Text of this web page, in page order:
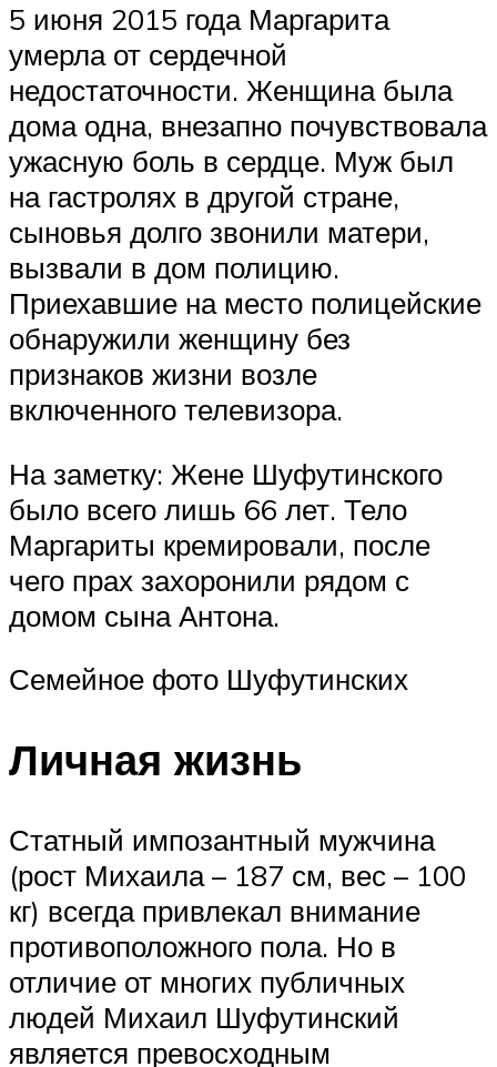
5 июня 2015 года Маргарита
умерла от сердечной
недостаточности. Женщина была
дома одна, внезапно почувствовала
ужасную боль в сердце. Муж был
на гастролях в другой стране,
сыновья долго звонили матери,
вызвали в дом полицию.
Приехавшие на место полицейские
обнаружили женщину без
признаков жизни возле
включенного телевизора.
На заметку: Жене Шуфутинского
было всего лишь 66 лет. Тело
Маргариты кремировали, после
чего прах захоронили рядом с
домом сына Антона.
Семейное фото Шуфутинских
Личная жизнь
Статный импозантный мужчина
(рост Михаила – 187 см, вес – 100
кг) всегда привлекал внимание
противоположного пола. Но в
отличие от многих публичных
людей Михаил Шуфутинский
является превосходным